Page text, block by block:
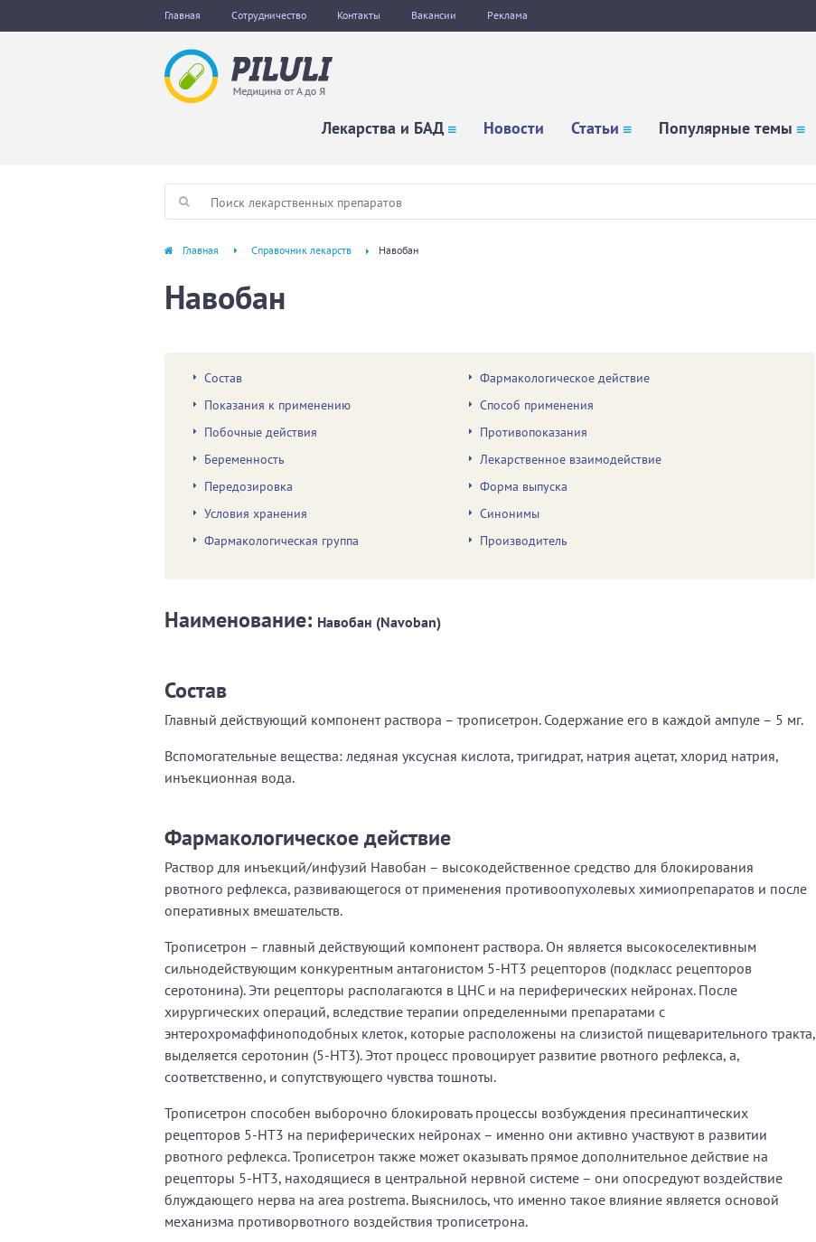
Главная Сотрудничество Контакты Вакансии Реклама
Лекарства и БАД Новости Статьи Популярные темы
Главная Справочник лекарств Навобан
Навобан
Состав
Фармакологическое действие
Показания к применению
Способ применения
Побочные действия
Противопоказания
Беременность
Лекарственное взаимодействие
Передозировка
Форма выпуска
Условия хранения
Синонимы
Фармакологическая группа
Производитель
Наименование: Навобан (Navoban)
Состав
Главный действующий компонент раствора – трописетрон. Содержание его в каждой ампуле – 5 мг.
Вспомогательные вещества: ледяная уксусная кислота, тригидрат, натрия ацетат, хлорид натрия,
инъекционная вода.
Фармакологическое действие
Раствор для инъекций/инфузий Навобан – высокодейственное средство для блокирования
рвотного рефлекса, развивающегося от применения противоопухолевых химиопрепаратов и после
оперативных вмешательств.
Трописетрон – главный действующий компонент раствора. Он является высокоселективным
сильнодействующим конкурентным антагонистом 5-НТ3 рецепторов (подкласс рецепторов
серотонина). Эти рецепторы располагаются в ЦНС и на периферических нейронах. После
хирургических операций, вследствие терапии определенными препаратами с
энтерохромаффиноподобных клеток, которые расположены на слизистой пищеварительного тракта,
выделяется серотонин (5-НТ3). Этот процесс провоцирует развитие рвотного рефлекса, а,
соответственно, и сопутствующего чувства тошноты.
Трописетрон способен выборочно блокировать процессы возбуждения пресинаптических
рецепторов 5-НТ3 на периферических нейронах – именно они активно участвуют в развитии
рвотного рефлекса. Трописетрон также может оказывать прямое дополнительное действие на
рецепторы 5-НТ3, находящиеся в центральной нервной системе – они опосредуют воздействие
блуждающего нерва на area postrema. Выяснилось, что именно такое влияние является основой
механизма противорвотного воздействия трописетрона.